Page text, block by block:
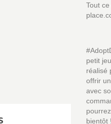
Tout
petit
réalisé
offrir
avec
bientôt !